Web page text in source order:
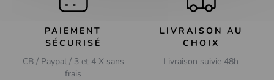
PAIEMENT
SÉCURISÉ
CB / Paypal / 3 et 4 X sans
frais
LIVRAISON AU
CHOIX
Livraison suivie 48h